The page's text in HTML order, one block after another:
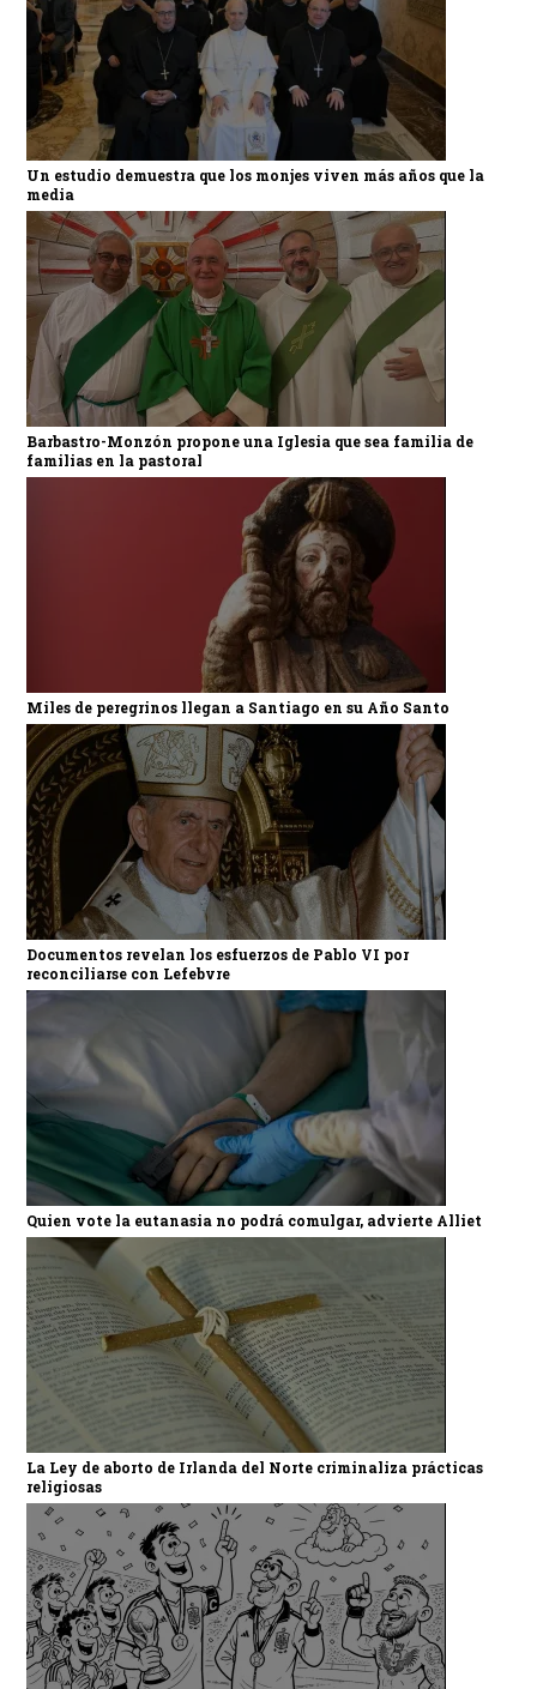
Un estudio demuestra que los monjes viven más años que la
media
Barbastro-Monzón propone una Iglesia que sea familia de
familias en la pastoral
Miles de peregrinos llegan a Santiago en su Año Santo
Documentos revelan los esfuerzos de Pablo VI por
reconciliarse con Lefebvre
Quien vote la eutanasia no podrá comulgar, advierte Alliet
La Ley de aborto de Irlanda del Norte criminaliza prácticas
religiosas